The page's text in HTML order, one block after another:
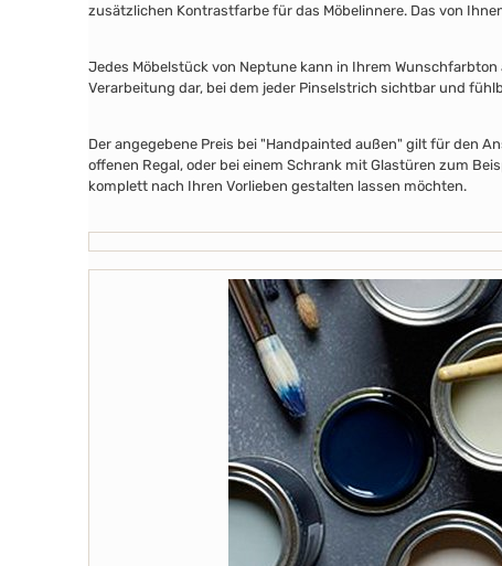
zusätzlichen Kontrastfarbe für das Möbelinnere. Das von
Jedes Möbelstück von Neptune kann in Ihrem
Verarbeitung dar, bei dem jeder Pinselstrich sichtbar und
Der angegebene Preis bei "Handpainted außen" gilt für den
offenen Regal, oder bei einem Schrank mit Glastüren zum
komplett nach Ihren Vorlieben gestalten lassen möchten.